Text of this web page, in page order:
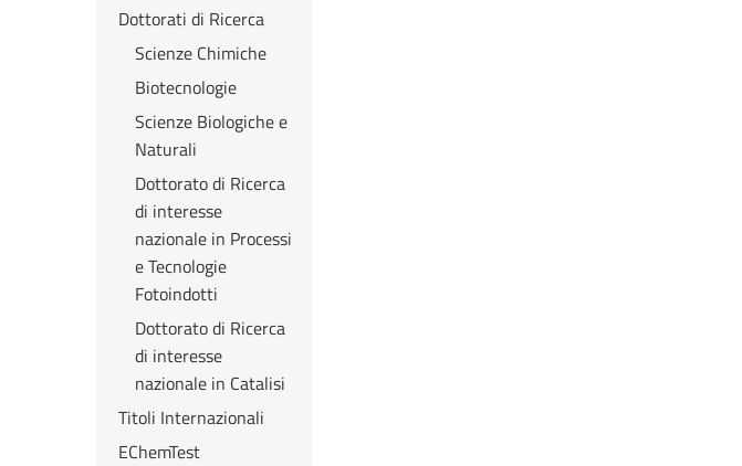
Dottorati di Ricerca
Scienze Chimiche
Biotecnologie
Scienze Biologiche e
Naturali
Dottorato di Ricerca
di interesse
nazionale in Processi
e Tecnologie
Fotoindotti
Dottorato di Ricerca
di interesse
nazionale in Catalisi
Titoli Internazionali
EChemTest